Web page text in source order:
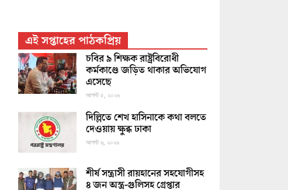
এই সপ্তাহের পাঠকপ্রিয়
চবির ৯ শিক্ষক রাষ্ট্রবিরোধী
কর্মকাণ্ডে জড়িত থাকার অভিযোগ
এসেছে
আগস্ট ৫, ২০২৬
দিল্লিতে শেখ হাসিনাকে কথা বলতে
দেওয়ায় ক্ষুব্ধ ঢাকা
আগস্ট ৬, ২০২৬
শীর্ষ সন্ত্রাসী রায়হানের সহযোগীসহ
৪ জন অস্ত্র-গুলিসহ গ্রেপ্তার